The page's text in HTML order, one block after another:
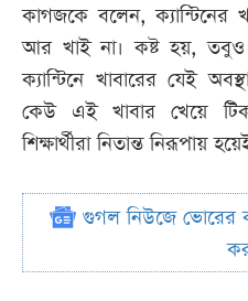
কাগজকে বলেন, ক্যান্টিনের
আর খাই না। কষ্ট হয়, তবুও
ক্যান্টিনে খাবারের যেই
কেউ এই খাবার খেয়ে
শিক্ষার্থীরা নিতান্ত নিরূপায়
গুগল নিউজে